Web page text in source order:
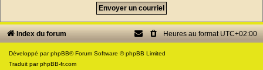
Index du forum Heures au format UTC+02:00
Développé parphpBB® Forum Software © phpBB Limited
Traduit parphpBB-fr.com